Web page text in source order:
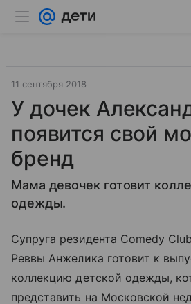
11 сентября 2018
У дочек
появится свой
бренд
Мама девочек готовит
одежды.
Супруга резидента Comedy
Реввы Анжелика готовит к
коллекцию детской одежды,
представить на Московской